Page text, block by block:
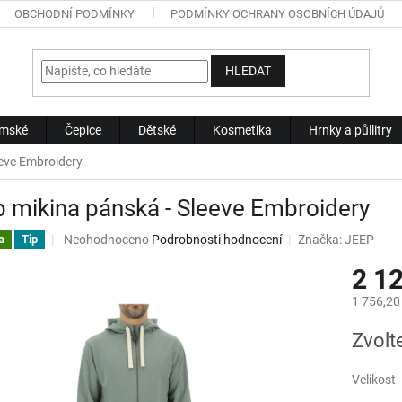
OBCHODNÍ PODMÍNKY PODMÍNKY OCHRANY OSOBNÍCH ÚDAJŮ
HLEDAT
Čepice Dětské Kosmetika Hrnky a půllitry
Embroidery
mikina pánská - Sleeve Embroidery
Tip
Průměrné
hvězdiček.
Neohodnoceno Podrobnosti hodnocení Značka:JEEP
2
1
cena:
Velikost